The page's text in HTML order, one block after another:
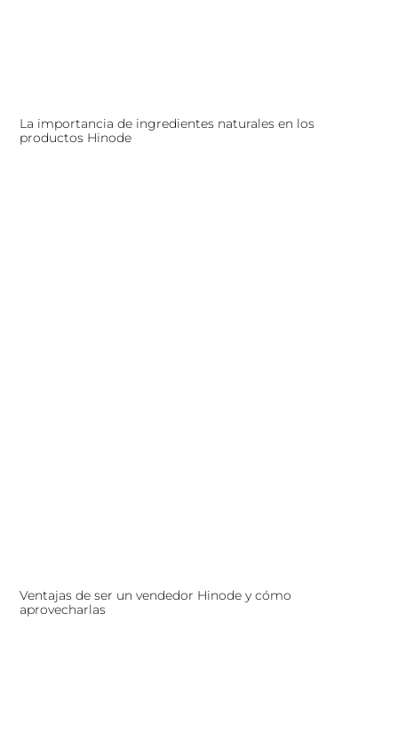
La importancia de ingredientes naturales en los
productos Hinode
Ventajas de ser un vendedor Hinode y cómo
aprovecharlas